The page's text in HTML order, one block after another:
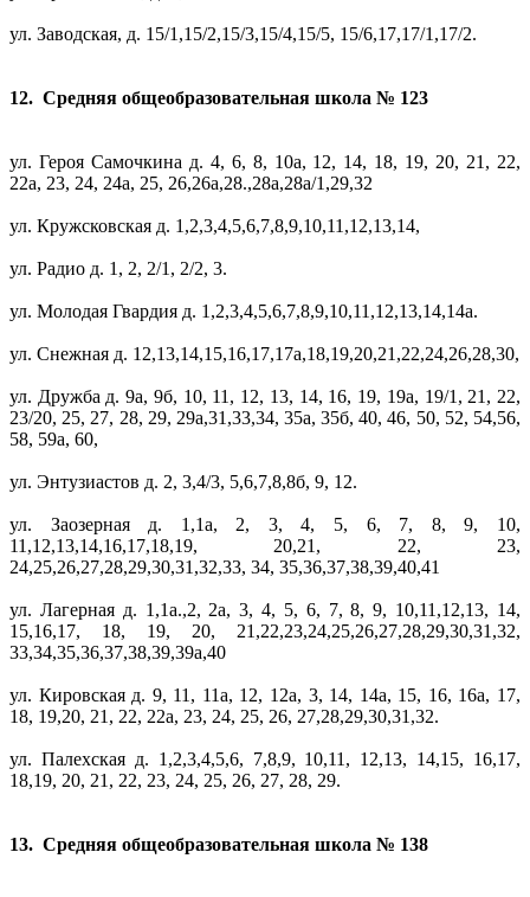
ул. Заводская, д. 15/1,15/2,15/3,15/4,15/5, 15/6,17,17/1,17/2.
12. Средняя общеобразовательная школа № 123
ул. Героя Самочкина д. 4, 6, 8, 10а, 12, 14, 18, 19, 20, 21, 22,
22а, 23, 24, 24а, 25, 26,26а,28.,28а,28а/1,29,32
ул. Кружсковская д. 1,2,3,4,5,6,7,8,9,10,11,12,13,14,
ул. Радио д. 1, 2, 2/1, 2/2, 3.
ул. Молодая Гвардия д. 1,2,3,4,5,6,7,8,9,10,11,12,13,14,14а.
ул. Снежная д. 12,13,14,15,16,17,17а,18,19,20,21,22,24,26,28,30,
ул. Дружба д. 9а, 9б, 10, 11, 12, 13, 14, 16, 19, 19а, 19/1, 21, 22,
23/20, 25, 27, 28, 29, 29а,31,33,34, 35а, 35б, 40, 46, 50, 52, 54,56,
58, 59а, 60,
ул. Энтузиастов д. 2, 3,4/3, 5,6,7,8,8б, 9, 12.
ул. Заозерная д. 1,1а, 2, 3, 4, 5, 6, 7, 8, 9, 10,
11,12,13,14,16,17,18,19, 20,21, 22, 23,
24,25,26,27,28,29,30,31,32,33, 34, 35,36,37,38,39,40,41
ул. Лагерная д. 1,1а.,2, 2а, 3, 4, 5, 6, 7, 8, 9, 10,11,12,13, 14,
15,16,17, 18, 19, 20, 21,22,23,24,25,26,27,28,29,30,31,32,
33,34,35,36,37,38,39,39а,40
ул. Кировская д. 9, 11, 11а, 12, 12а, 3, 14, 14а, 15, 16, 16а, 17,
18, 19,20, 21, 22, 22а, 23, 24, 25, 26, 27,28,29,30,31,32.
ул. Палехская д. 1,2,3,4,5,6, 7,8,9, 10,11, 12,13, 14,15, 16,17,
18,19, 20, 21, 22, 23, 24, 25, 26, 27, 28, 29.
13. Средняя общеобразовательная школа № 138